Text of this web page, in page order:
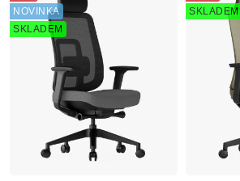
NOVINKA
SKLADEM
SKLADEM